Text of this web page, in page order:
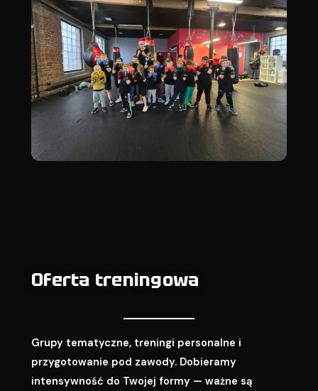
Oferta treningowa
Grupy tematyczne, treningi personalne i
przygotowanie pod zawody. Dobieramy
intensywność do Twojej formy — ważne są